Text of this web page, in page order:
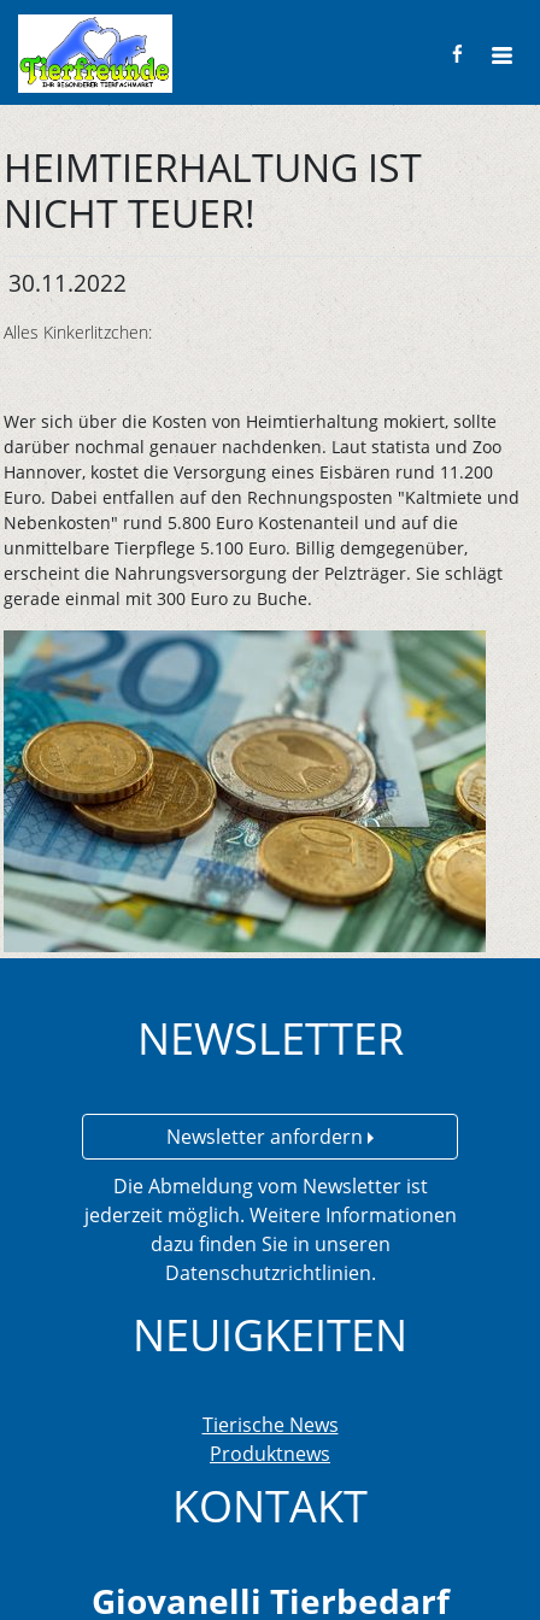
HEIMTIERHALTUNG IST
NICHT TEUER!
30.11.2022
Alles Kinkerlitzchen:
Wer sich über die Kosten von Heimtierhaltung mokiert, sollte
darüber nochmal genauer nachdenken. Laut statista und Zoo
Hannover, kostet die Versorgung eines Eisbären rund 11.200
Euro. Dabei entfallen auf den Rechnungsposten "Kaltmiete und
Nebenkosten" rund 5.800 Euro Kostenanteil und auf die
unmittelbare Tierpflege 5.100 Euro. Billig demgegenüber,
erscheint die Nahrungsversorgung der Pelzträger. Sie schlägt
gerade einmal mit 300 Euro zu Buche.
NEWSLETTER
Newsletter anfordern
Die Abmeldung vom Newsletter ist
jederzeit möglich. Weitere Informationen
dazu finden Sie in unseren
Datenschutzrichtlinien.
NEUIGKEITEN
Tierische News
Produktnews
KONTAKT
Giovanelli Tierbedarf